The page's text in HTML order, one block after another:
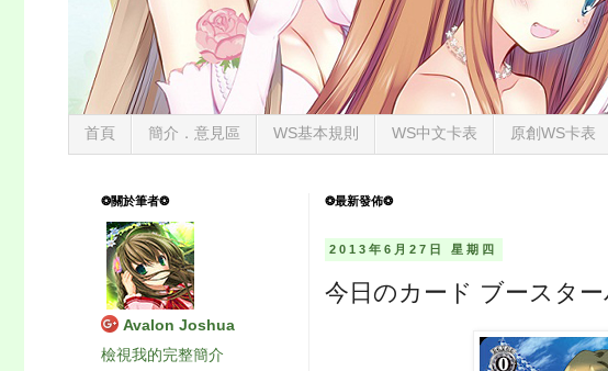
首頁 簡介．意見區 WS基本規則 WS中文卡表 原創WS卡表
❂最新發佈❂
2013年6月27日 星期四
今日のカード ブースタ
❂關於筆者❂
Avalon Joshua
檢視我的完整簡介